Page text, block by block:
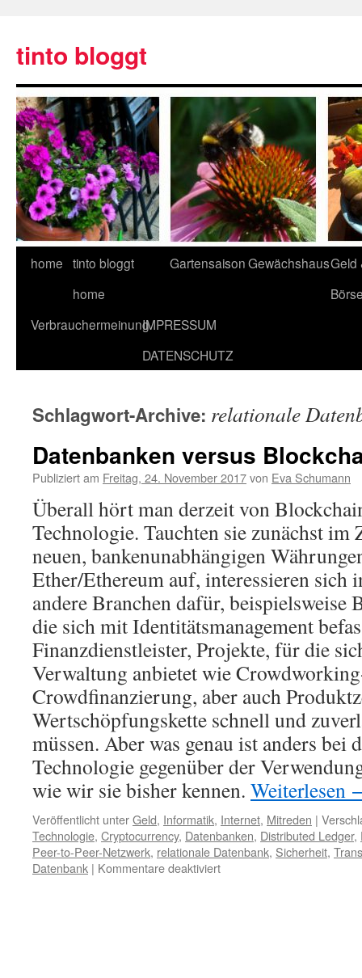
tinto bloggt
home tinto bloggt
home
GartensaisonGewächshausGeld
VerbrauchermeinungIMPRESSUM
DATENSCHUTZ
Schlagwort-Archive: relationale
Datenbanken versus
Publiziert am Freitag, 24. November 2017von Eva Schumann
Überall hört man derzeit von
Technologie. Tauchten sie zunächst im
neuen, bankenunabhängigen
Ether/Ethereum auf, interessieren sich
andere Branchen dafür, beispielsweise
die sich mit Identitätsmanagement
Finanzdienstleister, Projekte, für die
Verwaltung anbietet wie
Crowdfinanzierung, aber auch
Wertschöpfungskette schnell und
müssen. Aber was genau ist anders bei
Technologie gegenüber der
wie wir sie bisher kennen. Weiterlesen
Veröffentlicht unterGeld, Informatik, Internet, Mitreden |
Technologie, Cryptocurrency, Datenbanken, Distributed Ledger,
Peer-to-Peer-Netzwerk, relationale Datenbank, Sicherheit,
Datenbank | Kommentare deaktiviert